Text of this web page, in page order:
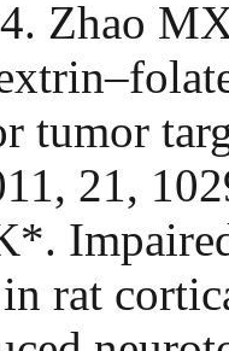
Zhao
tumor
21,
rat